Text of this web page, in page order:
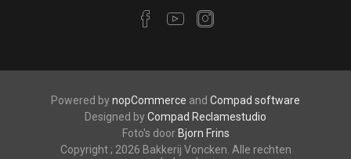
Powered bynopCommerce and Compad software
Designed byCompad Reclamestudio
Foto's door Bjorn Frins
Copyright ; 2026 Bakkerij Voncken. Alle rechten